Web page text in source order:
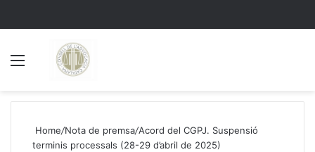
Home/Nota de premsa/Acord del CGPJ. Suspensió
terminis processals (28-29 d’abril de 2025)